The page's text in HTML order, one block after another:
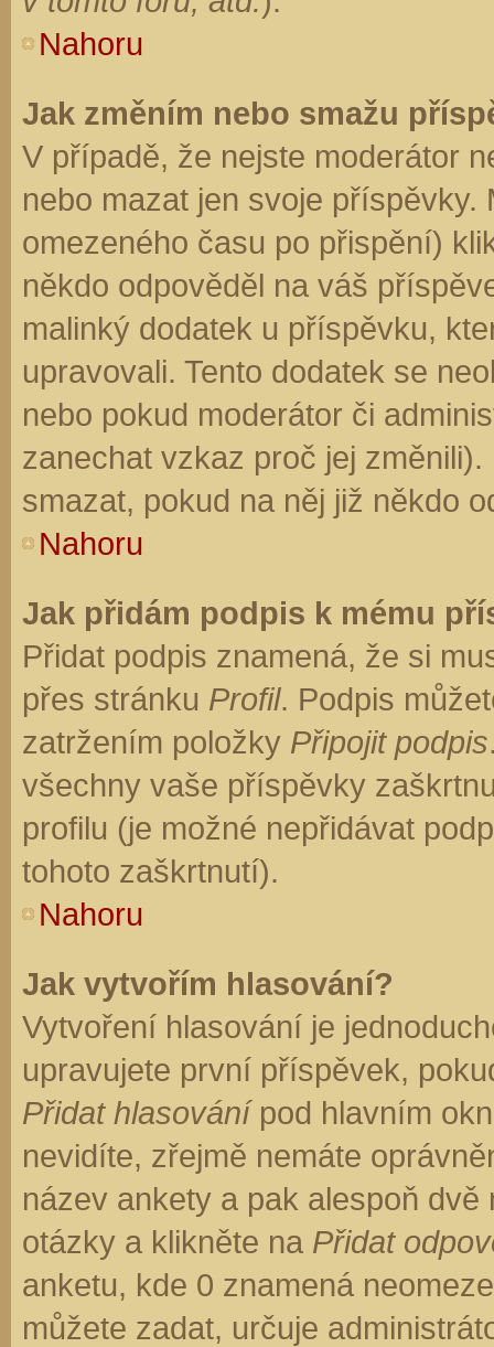
Nahoru
Jak změním nebo smažu
V případě, že nejste moderátor
nebo mazat jen svoje
omezeného času po přispění)
někdo odpověděl na váš
malinký dodatek u příspěvku,
upravovali. Tento dodatek se
nebo pokud moderátor či
zanechat vzkaz proč jej
smazat, pokud na něj již někdo
Nahoru
Jak přidám podpis k mému
Přidat podpis znamená, že si
přes stránku Profil. Podpis
zatržením položky Připojit podpis
všechny vaše příspěvky
profilu (je možné nepřidávat
tohoto zaškrtnutí).
Nahoru
Jak vytvořím hlasování?
Vytvoření hlasování je
upravujete první příspěvek,
Přidat hlasovánípod hlavním
nevidíte, zřejmě nemáte
název ankety a pak alespoň
otázky a klikněte na Přidat
anketu, kde 0 znamená
můžete zadat, určuje